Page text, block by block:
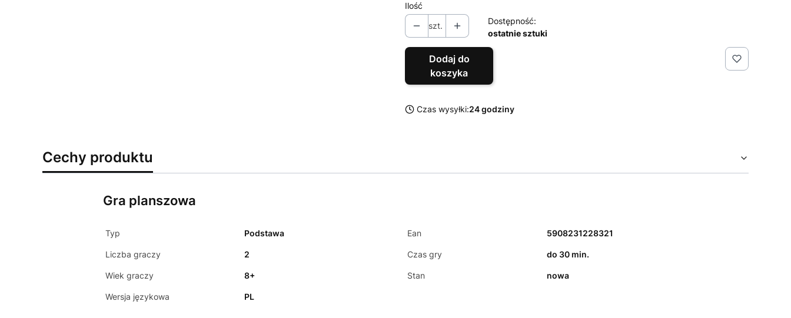
Ilość
szt.
Dostępność:
ostatnie sztuki
Dodaj do
koszyka
Czas wysyłki:24 godziny
Cechy produktu
Gra planszowa
Typ Podstawa Ean 5908231228321
Liczba graczy 2 Czas gry do 30 min.
Wiek graczy 8+ Stan nowa
Wersja językowa PL